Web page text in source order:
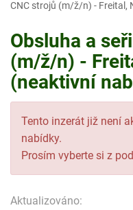
CNC strojů (m/ž/n) - Freital,
Obsluha a
(m/ž/n) -
(neaktivní
Tento inzerát již není
nabídky.
Prosím vyberte si z
Aktualizováno: